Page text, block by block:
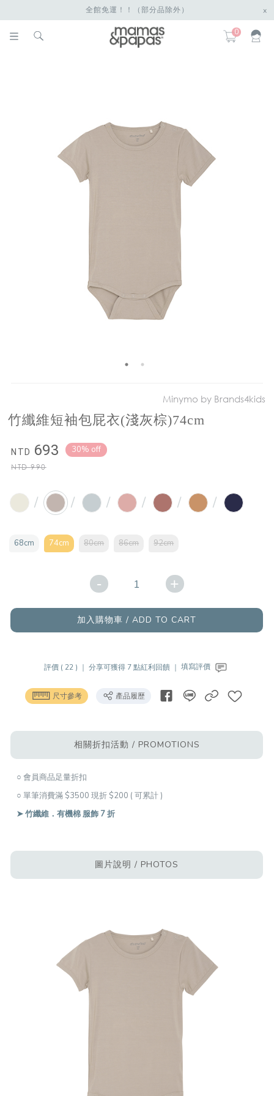
全館免運！！（部分品除外） x
0
Minymo by Brands4kids
竹纖維短袖包屁衣(淺灰棕)74cm
NTD 693
NTD990
30% off
/ / / / / /
68cm 74cm 80cm 86cm 92cm
- +
加入購物車 / ADD TO CART
評價 ( 22 ) ｜分享可獲得 7 點紅利回饋 ｜填寫評價
尺寸參考 產品履歷
相關折扣活動 / PROMOTIONS
○ 會員商品足量折扣
○ 單筆消費滿 $3500 現折 $200 ( 可累計 )
➤ 竹纖維．有機棉 服飾 7 折
圖片說明 / PHOTOS